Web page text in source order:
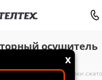
x
осушитель
- Системы подготовки